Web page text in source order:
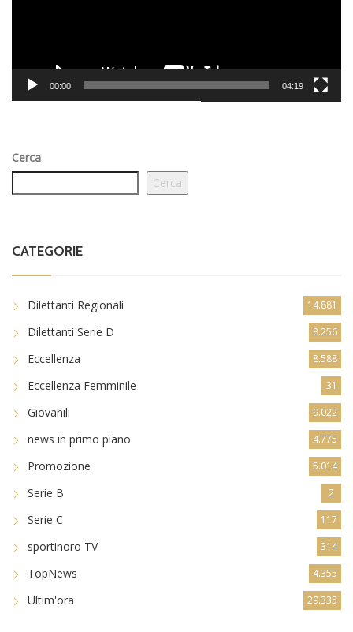
00:00 04:19
Cerca
Cerca
CATEGORIE
Dilettanti Regionali 14.881
Dilettanti Serie D 8.256
Eccellenza 8.588
Eccellenza Femminile 31
Giovanili 9.022
news in primo piano 4.775
Promozione 5.014
Serie B 2
Serie C 117
sportinoro TV 314
TopNews 4.355
Ultim'ora 29.335